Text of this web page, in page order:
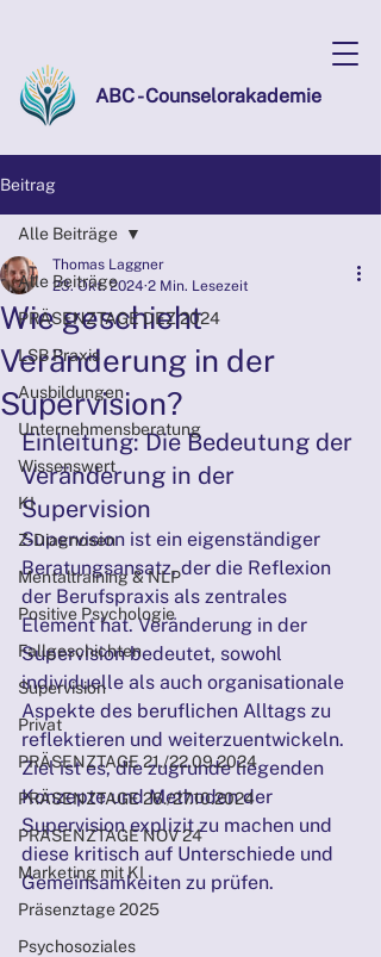
ABC - Counselorakademie
Beitrag
Alle Beiträge
PRÄSENZTAGE DEZ 2024
LSB Praxis
Ausbildungen
Unternehmensberatung
Wissenswert
KI
Z-Diagnosen
Mentaltraining & NLP
Positive Psychologie
Fallgeschichten
Supervision
Privat
PRÄSENZTAGE 21./22.09.2024
PRÄSENZTAGE 26./27.10.2024
PRÄSENZTAGE NOV 24
Marketing mit KI
Präsenztage 2025
Psychosoziales
Alle Beiträge
Wie geschieht
Veränderung in der
Supervision?
Thomas Laggner
23. Okt. 2024 2 Min. Lesezeit
Einleitung: Die Bedeutung der
Veränderung in der
Supervision
Supervision ist ein eigenständiger
Beratungsansatz, der die Reflexion
der Berufspraxis als zentrales
Element hat. Veränderung in der
Supervision bedeutet, sowohl
individuelle als auch organisationale
Aspekte des beruflichen Alltags zu
reflektieren und weiterzuentwickeln.
Ziel ist es, die zugrunde liegenden
Konzepte und Methoden der
Supervision explizit zu machen und
diese kritisch auf Unterschiede und
Gemeinsamkeiten zu prüfen.